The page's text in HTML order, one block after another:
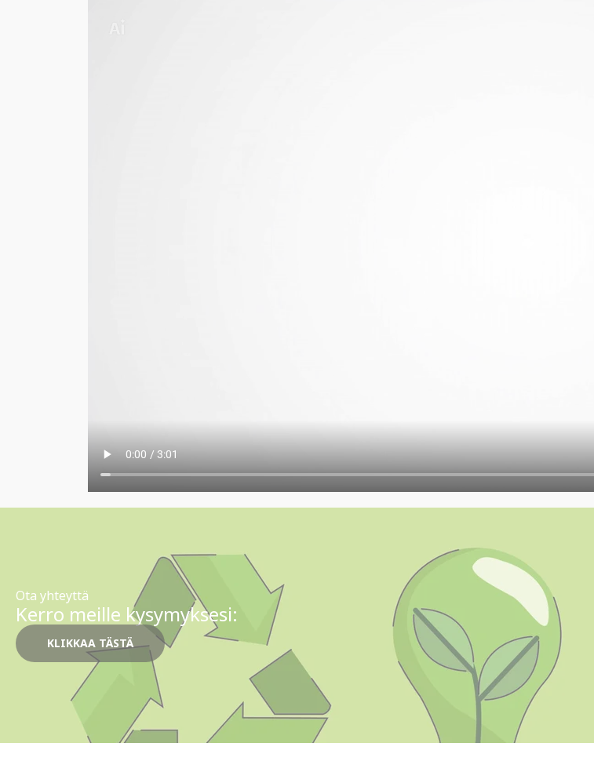
Ota yhteyttä
Kerro meille kysymyksesi:
KLIKKAA TÄSTÄ